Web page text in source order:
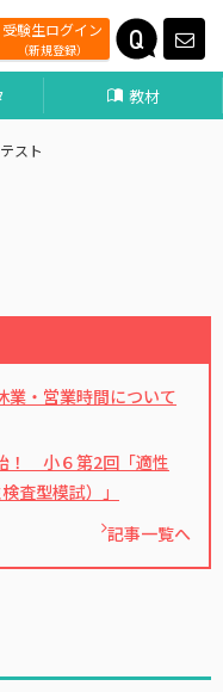
受験生ログイン
（新規登録）
教材
スト
業・営業時間について
！ 小６第2回「適性
査型模試）」
記事一覧へ